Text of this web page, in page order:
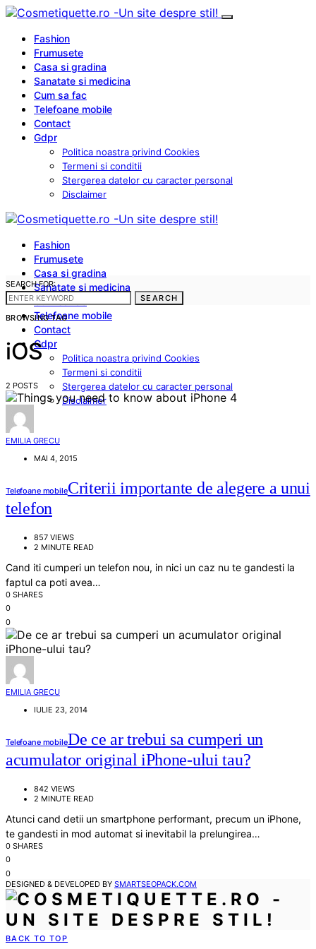
Fashion
Frumusete
Casa si gradina
Sanatate si medicina
Cum sa fac
Telefoane mobile
Contact
Gdpr
Politica noastra privind Cookies
Termeni si conditii
Stergerea datelor cu caracter personal
Disclaimer
Fashion
Frumusete
Casa si gradina
Sanatate si medicina
Cum sa fac
Telefoane mobile
Contact
Gdpr
Politica noastra privind Cookies
Termeni si conditii
Stergerea datelor cu caracter personal
Disclaimer
SEARCH FOR:
SEARCH
BROWSING TAG
iOS
2 POSTS
EMILIA GRECU
MAI 4, 2015
Telefoane mobileCriterii importante de alegere a unui
telefon
857 VIEWS
2 MINUTE READ
Cand iti cumperi un telefon nou, in nici un caz nu te gandesti la
faptul ca poti avea…
0 SHARES
0
0
EMILIA GRECU
IULIE 23, 2014
Telefoane mobileDe ce ar trebui sa cumperi un
acumulator original iPhone-ului tau?
842 VIEWS
2 MINUTE READ
Atunci cand detii un smartphone performant, precum un iPhone,
te gandesti in mod automat si inevitabil la prelungirea…
0 SHARES
0
0
DESIGNED & DEVELOPED BY SMARTSEOPACK.COM
BACK TO TOP